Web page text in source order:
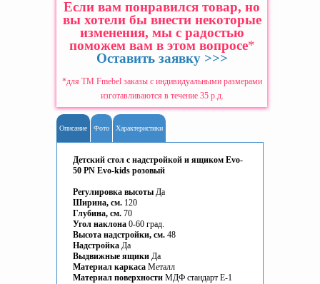
Если вам понравился товар, но
вы хотели бы внести некоторые
изменения, мы с радостью
поможем вам в этом вопросе*
Оставить заявку >>>
*для ТМ Fmebel заказы с индивидуальными размерами
изготавливаются в течение 35 р.д.
Описание Фото Характеристики
Детский стол с надстройкой и ящиком Evo-
50 PN Evo-kids розовый
Регулировка высоты Да
Ширина, см. 120
Глубина, см. 70
Угол наклона 0-60 град.
Высота надстройки, см. 48
Надстройка Да
Выдвижные ящики Да
Материал каркаса Металл
Материал поверхности МДФ стандарт Е-1